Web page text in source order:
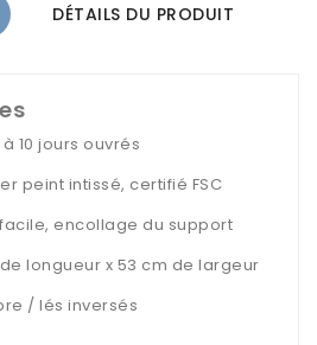
DÉTAILS DU PRODUIT
à 10 jours ouvrés
peint intissé, certifié FSC
facile, encollage du support
de longueur x 53 cm de largeur
/ lés inversés